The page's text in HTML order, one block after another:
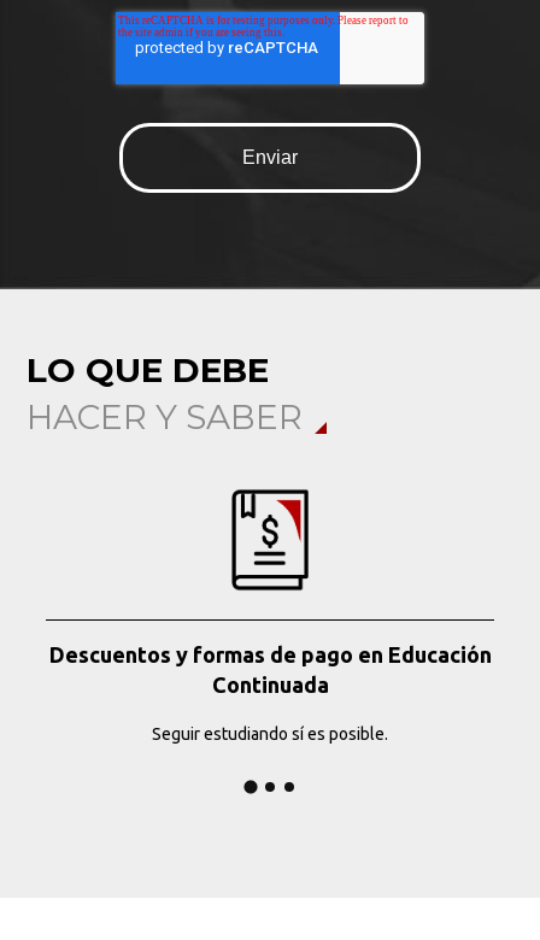
LO QUE DEBE
HACER Y SABER
Descuentos y formas de pago en Educación
Continuada
Seguir estudiando sí es posible.